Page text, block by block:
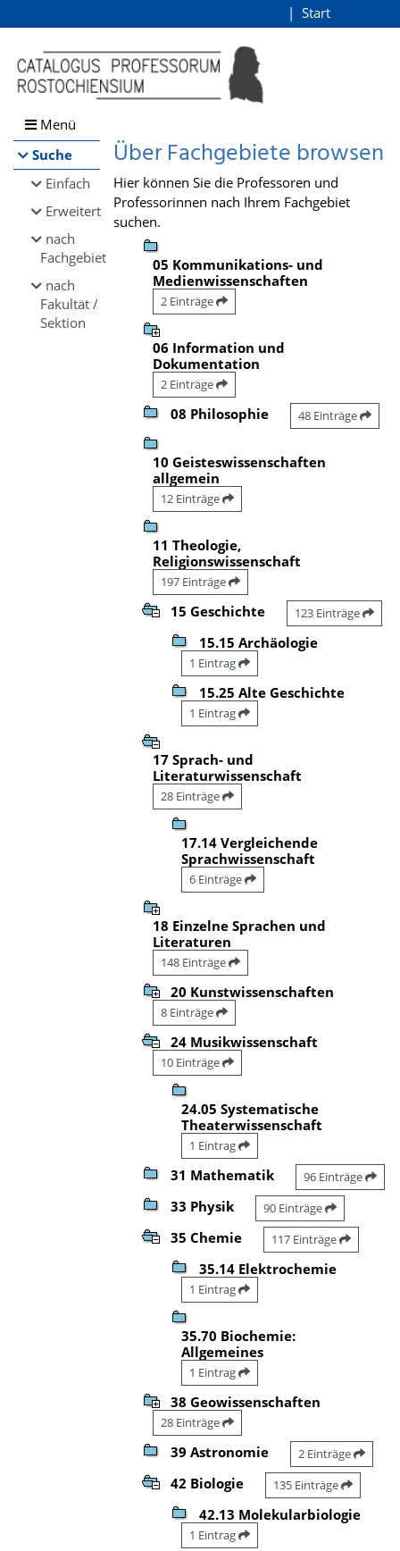
Browsen
direkt zum Inhalt
Start
Menü
Suche
Einfach
Erweitert
nach
Fachgebiet
nach
Fakultät /
Sektion
Über Fachgebiete browsen
Hier können Sie die Professoren und
Professorinnen nach Ihrem Fachgebiet
suchen.
05 Kommunikations- und
Medienwissenschaften
2 Einträge
06 Information und
Dokumentation
2 Einträge
08 Philosophie 48 Einträge
10 Geisteswissenschaften
allgemein
12 Einträge
11 Theologie,
Religionswissenschaft
197 Einträge
15 Geschichte 123 Einträge
15.15 Archäologie
1 Eintrag
15.25 Alte Geschichte
1 Eintrag
17 Sprach- und
Literaturwissenschaft
28 Einträge
17.14 Vergleichende
Sprachwissenschaft
6 Einträge
18 Einzelne Sprachen und
Literaturen
148 Einträge
20 Kunstwissenschaften
8 Einträge
24 Musikwissenschaft
10 Einträge
24.05 Systematische
Theaterwissenschaft
1 Eintrag
31 Mathematik 96 Einträge
33 Physik 90 Einträge
35 Chemie 117 Einträge
35.14 Elektrochemie
1 Eintrag
35.70 Biochemie:
Allgemeines
1 Eintrag
38 Geowissenschaften
28 Einträge
39 Astronomie 2 Einträge
42 Biologie 135 Einträge
42.13 Molekularbiologie
1 Eintrag